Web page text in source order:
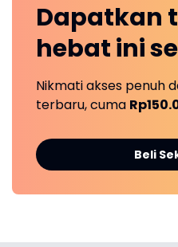
Dapatkan
hebat ini
Nikmati akses penuh
terbaru, cuma
Beli